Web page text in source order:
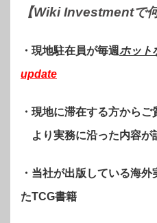
【Wiki Investmentで
・現地駐在員が毎週ホット
update
・現地に滞在する方からご
より実務に沿った内容が
・当社が出版している海外
たTCG書籍